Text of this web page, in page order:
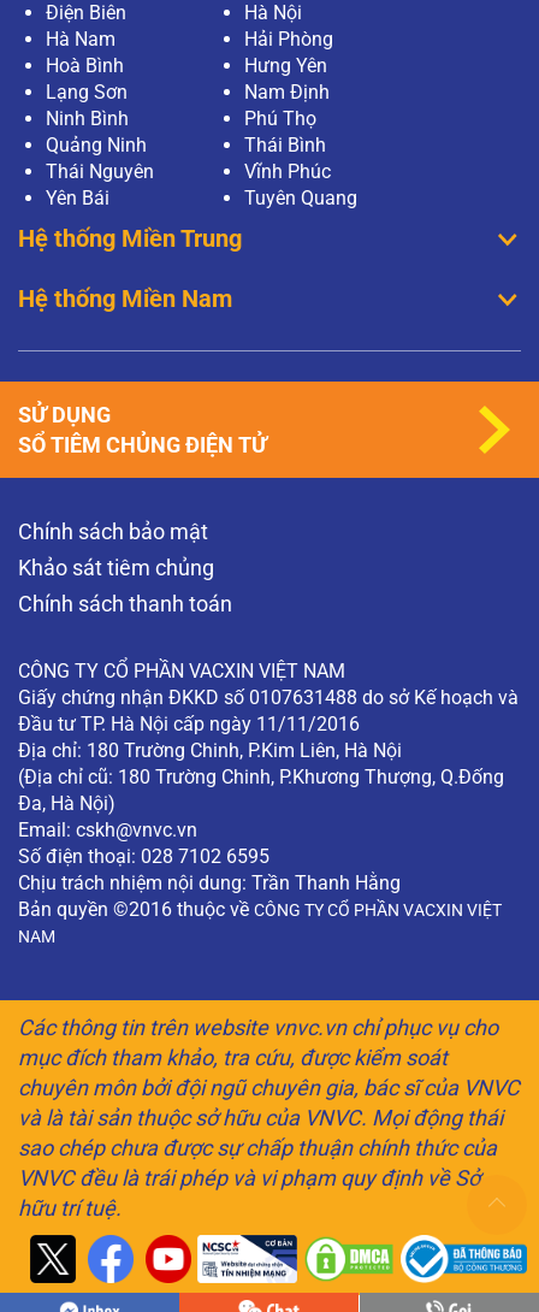
Điện Biên
Hà Nội
Hà Nam
Hải Phòng
Hoà Bình
Hưng Yên
Lạng Sơn
Nam Định
Ninh Bình
Phú Thọ
Quảng Ninh
Thái Bình
Thái Nguyên
Vĩnh Phúc
Yên Bái
Tuyên Quang
Hệ thống Miền Trung
Hệ thống Miền Nam
Chính sách bảo mật
Khảo sát tiêm chủng
Chính sách thanh toán
CÔNG TY CỔ PHẦN VACXIN VIỆT NAM
Giấy chứng nhận ĐKKD số 0107631488 do sở Kế hoạch và
Đầu tư TP. Hà Nội cấp ngày 11/11/2016
Địa chỉ: 180 Trường Chinh, P.Kim Liên, Hà Nội
(Địa chỉ cũ: 180 Trường Chinh, P.Khương Thượng, Q.Đống
Đa, Hà Nội)
Email: cskh@vnvc.vn
Số điện thoại: 028 7102 6595
Chịu trách nhiệm nội dung: Trần Thanh Hằng
Bản quyền ©2016 thuộc về CÔNG TY CỔ PHẦN VACXIN VIỆT
NAM
SỬ DỤNG
SỔ TIÊM CHỦNG ĐIỆN TỬ
Các thông tin trên website vnvc.vn chỉ phục vụ cho
mục đích tham khảo, tra cứu, được kiểm soát
chuyên môn bởi đội ngũ chuyên gia, bác sĩ của VNVC
và là tài sản thuộc sở hữu của VNVC. Mọi động thái
sao chép chưa được sự chấp thuận chính thức của
VNVC đều là trái phép và vi phạm quy định về Sở
hữu trí tuệ.